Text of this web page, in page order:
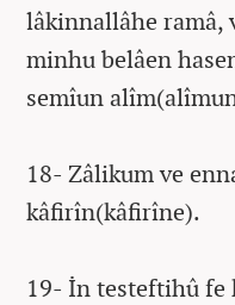
lâkinnallâhe ramâ,
minhu belâen
semîun
18- Zâlikum ve
kâfirîn(kâfirîne).
19- İn testeftihû fe